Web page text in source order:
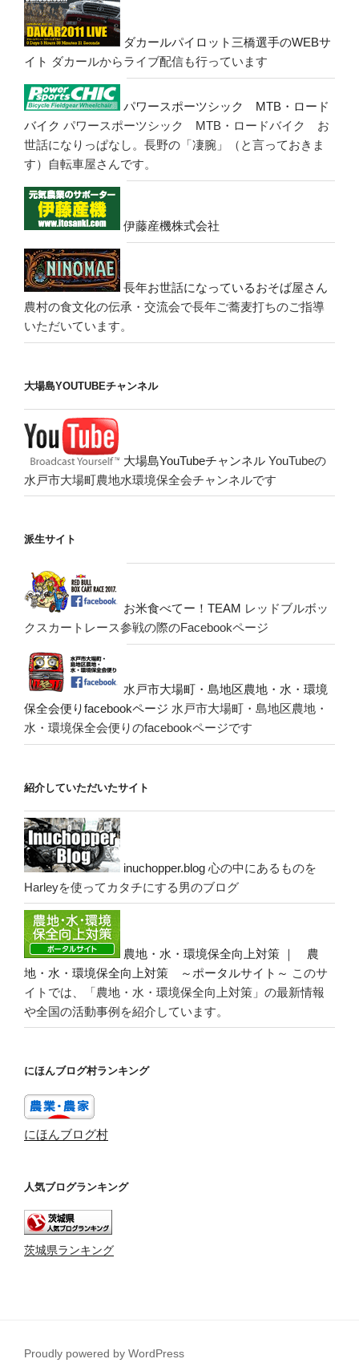
ダカールパイロット三橋選手のWEBサ
イト ダカールからライブ配信も行っています
パワースポーツシック MTB・ロード
バイク パワースポーツシック MTB・ロードバイク お
世話になりっぱなし。長野の「凄腕」（と言っておきま
す）自転車屋さんです。
伊藤産機株式会社
長年お世話になっているおそば屋さん
農村の食文化の伝承・交流会で長年ご蕎麦打ちのご指導
いただいています。
大場島YOUTUBEチャンネル
大場島YouTubeチャンネル YouTubeの
水戸市大場町農地水環境保全会チャンネルです
派生サイト
お米食べてー！TEAM レッドブルボッ
クスカートレース参戦の際のFacebookページ
水戸市大場町・島地区農地・水・環境
保全会便りfacebookページ 水戸市大場町・島地区農地・
水・環境保全会便りのfacebookページです
紹介していただいたサイト
inuchopper.blog 心の中にあるものを
Harleyを使ってカタチにする男のブログ
農地・水・環境保全向上対策 ｜ 農
地・水・環境保全向上対策 ～ポータルサイト～ このサ
イトでは、「農地・水・環境保全向上対策」の最新情報
や全国の活動事例を紹介しています。
にほんブログ村ランキング
にほんブログ村
人気ブログランキング
茨城県ランキング
Proudly powered by WordPress